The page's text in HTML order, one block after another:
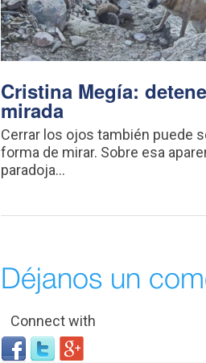
Cristina Megía:
mirada
Cerrar los ojos también puede
forma de mirar. Sobre esa
paradoja...
Déjanos un
Connect with